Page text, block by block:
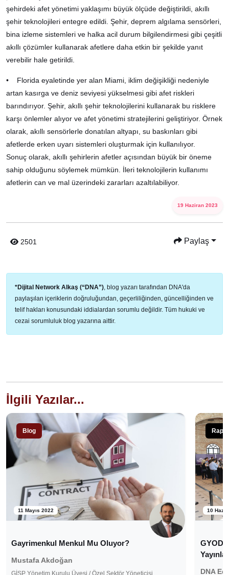
şehirdeki afet yönetimi yaklaşımı büyük ölçüde değiştirildi, akıllı
şehir teknolojileri entegre edildi. Şehir, deprem algılama sensörleri,
bina izleme sistemleri ve halka acil durum bilgilendirmesi gibi çeşitli
akıllı çözümler kullanarak afetlere daha etkin bir şekilde yanıt
verebilir hale getirildi.
• Florida eyaletinde yer alan Miami, iklim değişikliği nedeniyle
artan kasırga ve deniz seviyesi yükselmesi gibi afet riskleri
barındırıyor. Şehir, akıllı şehir teknolojilerini kullanarak bu risklere
karşı önlemler alıyor ve afet yönetimi stratejilerini geliştiriyor. Örnek
olarak, akıllı sensörlerle donatılan altyapı, su baskınları gibi
afetlerde erken uyarı sistemleri oluşturmak için kullanılıyor.
Sonuç olarak, akıllı şehirlerin afetler açısından büyük bir öneme
sahip olduğunu söylemek mümkün. İleri teknolojilerin kullanımı
afetlerin can ve mal üzerindeki zararları azaltılabiliyor.
19 Haziran 2023
2501 Paylaş
*Dijital Network Alkaş (“DNA”), blog yazarı tarafından DNA'da
paylaşılan içeriklerin doğruluğundan, geçerliliğinden, güncelliğinden ve
telif hakları konusundaki iddialardan sorumlu değildir. Tüm hukuki ve
cezai sorumluluk blog yazarına aittir.
İlgili Yazılar...
Blog
11 Mayıs 2022
Gayrimenkul Menkul Mu Oluyor?
Mustafa Akdoğan
GİSP Yönetim Kurulu Üyesi / Özel Sektör Yöneticisi
Rapor
10
DNA